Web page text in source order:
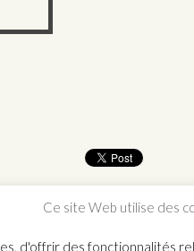
Ce site Web utilise des
d'offrir des fonctionnalités